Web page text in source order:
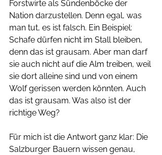
Forstwirte als Sündenböcke der
Nation darzustellen. Denn egal, was
man tut, es ist falsch. Ein Beispiel:
Schafe dürfen nicht im Stall bleiben,
denn das ist grausam. Aber man darf
sie auch nicht auf die Alm treiben, weil
sie dort alleine sind und von einem
Wolf gerissen werden könnten. Auch
das ist grausam. Was also ist der
richtige Weg?
Für mich ist die Antwort ganz klar: Die
Salzburger Bauern wissen genau,